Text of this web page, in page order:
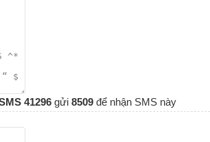
41296 gửi 8509 để nhận SMS này